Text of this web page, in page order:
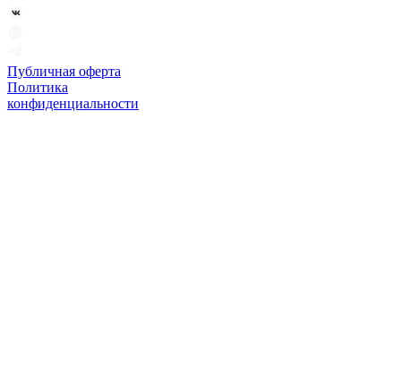
Публичная оферта
Политика
конфиденциальности